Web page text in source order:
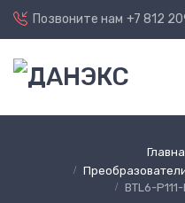
Позвоните нам +7 812
BTL6-